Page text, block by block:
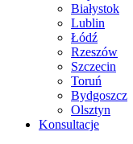
Białystok
Lublin
Łódź
Rzeszów
Szczecin
Toruń
Bydgoszcz
Olsztyn
Konsultacje